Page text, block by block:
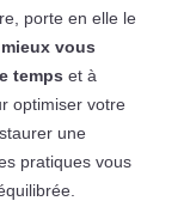
porte en elle le
mieux vous
temps et à
optimiser votre
une
pratiques vous